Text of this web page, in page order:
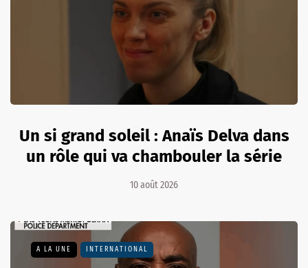
Un si grand soleil : Anaïs Delva dans
un rôle qui va chambouler la série
10 août 2026
A LA UNE INTERNATIONAL